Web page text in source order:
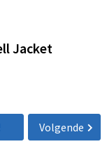
Jacket
Volgende